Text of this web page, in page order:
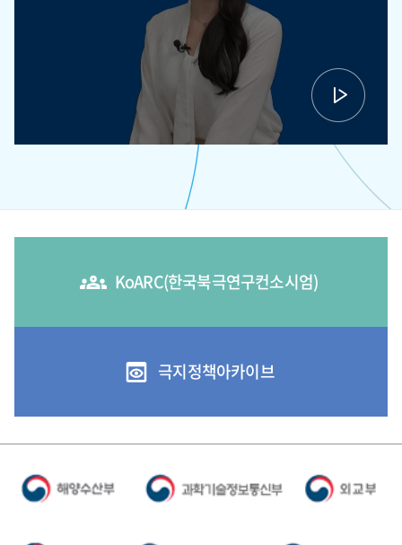
KoARC(한국북극연구컨소시엄)
극지정책아카이브